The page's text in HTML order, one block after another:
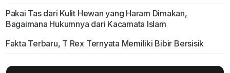
Pakai Tas dari Kulit Hewan yang Haram Dimakan,
Bagaimana Hukumnya dari Kacamata Islam
Fakta Terbaru, T Rex Ternyata Memiliki Bibir Bersisik